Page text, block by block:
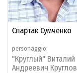
Спартак Сумченко
personaggio:
"Круглый" Виталий
Андреевич Круглов